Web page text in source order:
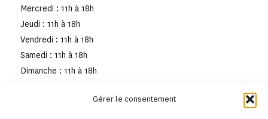
Gérer le consentement
Mercredi : 11h à 18h
Jeudi : 11h à 18h
Vendredi : 11h à 18h
Samedi : 11h à 18h
Dimanche : 11h à 18h